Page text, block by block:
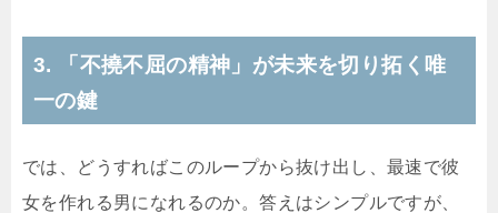
3. 「不撓不屈の精神」が未来を切り拓く唯
一の鍵
では、どうすればこのループから抜け出し、最速で彼
女を作れる男になれるのか。答えはシンプルですが、